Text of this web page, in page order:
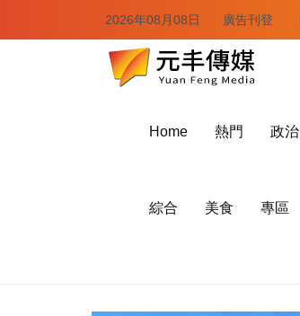
2026年08月08日 廣告刊登
Home 熱門 政治
綜合 美食 專區